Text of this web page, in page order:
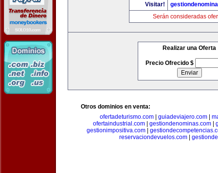
Visitar!
Serán consideradas
Realizar una Oferta
Precio Ofrecido $
Otros dominios en venta:
ofertadeturismo.com| guiadeviajero.com|
ofertaindustrial.com| gestiondenominas.com|
gestionimpositiva.com
reservaciondevuelos.com